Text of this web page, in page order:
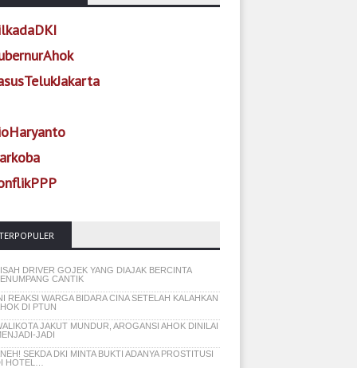
DRIVER GOJEK YANG DIAJAK BERCINTA
CANTIK
REAKSI WARGA BIDARA CINA SETELAH KALAHKAN
DI PTUN
JAKUT MUNDUR, AROGANSI AHOK DINILAI
JADI
SEKDA DKI MINTA BUKTI ADANYA PROSTITUSI
HOTEL…